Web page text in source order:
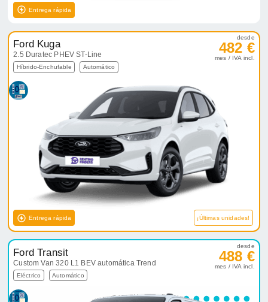
Entrega rápida
Ford Kuga
2.5 Duratec PHEV ST-Line
Híbrido-Enchufable Automático
desde
482 €
mes / IVA incl.
Entrega rápida ¡Últimas unidades!
Ford Transit
Custom Van 320 L1 BEV automática Trend
Eléctrico Automático
desde
488 €
mes / IVA incl.